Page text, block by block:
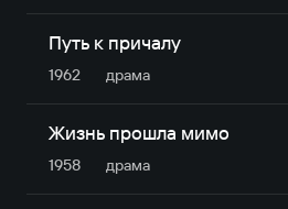
Путь к причалу
1962 драма
Жизнь прошла мимо
1958 драма